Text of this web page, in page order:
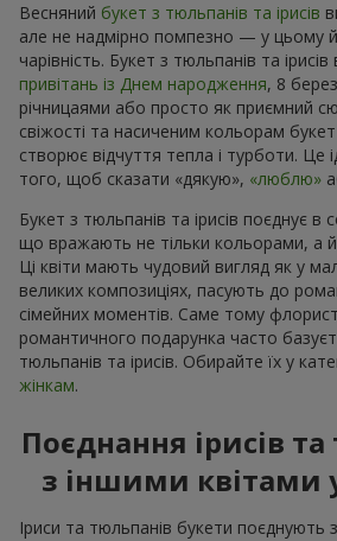
Весняний букет з тюльпанів та ірисів
але не надмірно помпезно — у цьому
чарівність. Букет з тюльпанів та
привітань із Днем народження, 8
річницaями або просто як приємний
свіжості та насиченим кольорам
створює відчуття тепла і турботи. Це
того, щоб сказати «дякую», «люблю»
Букет з тюльпанів та ірисів поєднує в
що вражають не тільки кольорами, а
Ці квіти мають чудовий вигляд як у
великих композиціях, пасують до
сімейних моментів. Саме тому
романтичного подарунка часто
тюльпанів та ірисів. Обирайте їх у
жінкам.
Поєднання ірисів
з іншими квітами
Іриси та тюльпанів букети поєднують